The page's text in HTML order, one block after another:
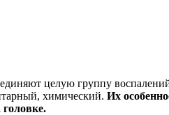
целую группу
химический. Их
головке.